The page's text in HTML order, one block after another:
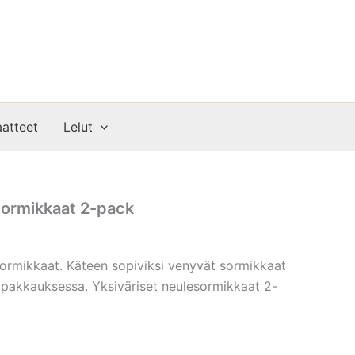
Lelut
2-pack
Käteen sopiviksi venyvät sormikkaat
Yksiväriset neulesormikkaat 2-